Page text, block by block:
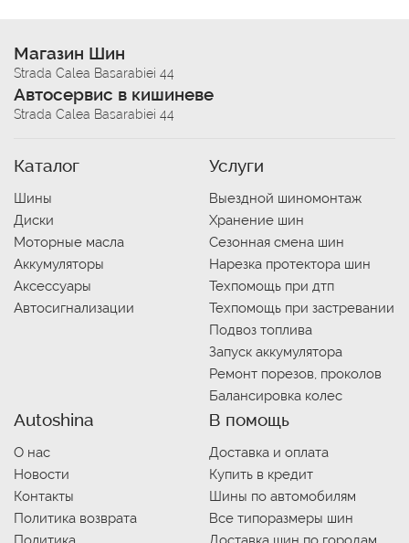
Магазин Шин
Strada Calea Basarabiei 44
Автосервис в кишиневе
Strada Calea Basarabiei 44
Каталог
Шины
Диски
Моторные масла
Аккумуляторы
Аксессуары
Автосигнализации
Услуги
Выездной шиномонтаж
Хранение шин
Сезонная смена шин
Нарезка протектора шин
Техпомощь при дтп
Техпомощь при застревании
Подвоз топлива
Запуск аккумулятора
Ремонт порезов, проколов
Балансировка колес
Autoshina
О нас
Новости
Контакты
Политика возврата
В помощь
Доставка и оплата
Купить в кредит
Шины по автомобилям
Все типоразмеры шин